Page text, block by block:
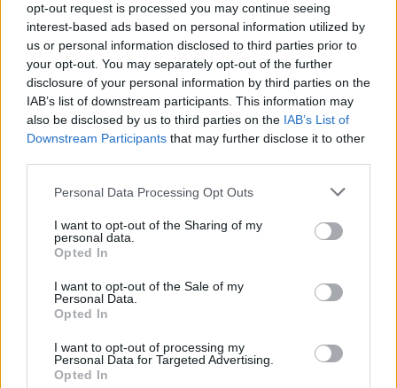
opt-out request is processed you may continue seeing
interest-based ads based on personal information utilized by
us or personal information disclosed to third parties prior to
your opt-out. You may separately opt-out of the further
disclosure of your personal information by third parties on the
IAB’s list of downstream participants. This information may
also be disclosed by us to third parties on the IAB’s List of
Downstream Participants that may further disclose it to other
Personal Data Processing Opt Outs
I want to opt-out of the Sharing of my
personal data.
Opted In
I want to opt-out of the Sale of my
Personal Data.
Opted In
I want to opt-out of processing my
Personal Data for Targeted Advertising.
Opted In
ECONOMIA
L’industria che resiste nell’Alto
Milanese. Spinta dal chimico-
plastico, ma l’export va ancora a